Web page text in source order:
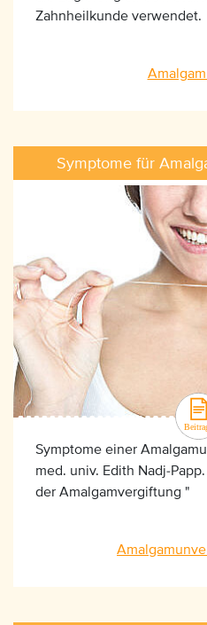
Zahnheilkunde verwendet.
Symptome für
Symptome einer
med. univ. Edith Nadj-
der Amalgamvergiftung "